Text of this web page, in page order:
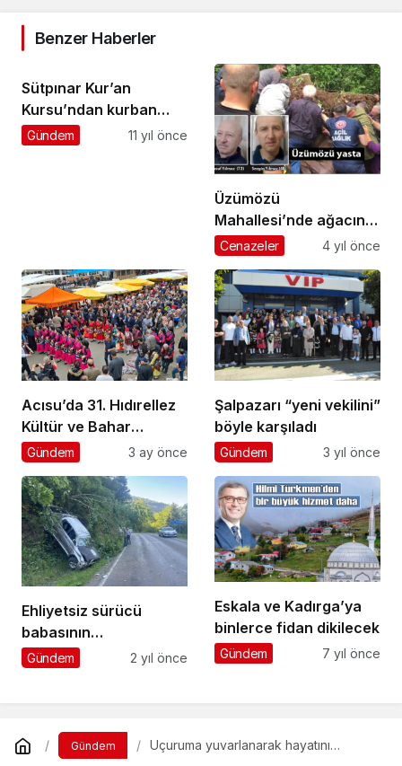
Benzer Haberler
Sütpınar Kur’an
Kursu’ndan kurban
kesmek isteyenlere
Gündem 11 yıl önce
Üzümözü
Mahallesi’nde ağacın
altında kalan baba ve
Cenazeler 4 yıl önce
Acısu’da 31. Hıdırellez
Kültür ve Bahar
Bayramı coşkuyla
Gündem 3 ay önce
Şalpazarı “yeni vekilini”
böyle karşıladı
Gündem 3 yıl önce
Ehliyetsiz sürücü
babasının
kamyonetiyle uçuruma
Gündem 2 yıl önce
Eskala ve Kadırga’ya
binlerce fidan dikilecek
Gündem 7 yıl önce
Gündem
Uçuruma yuvarlanarak hayatını